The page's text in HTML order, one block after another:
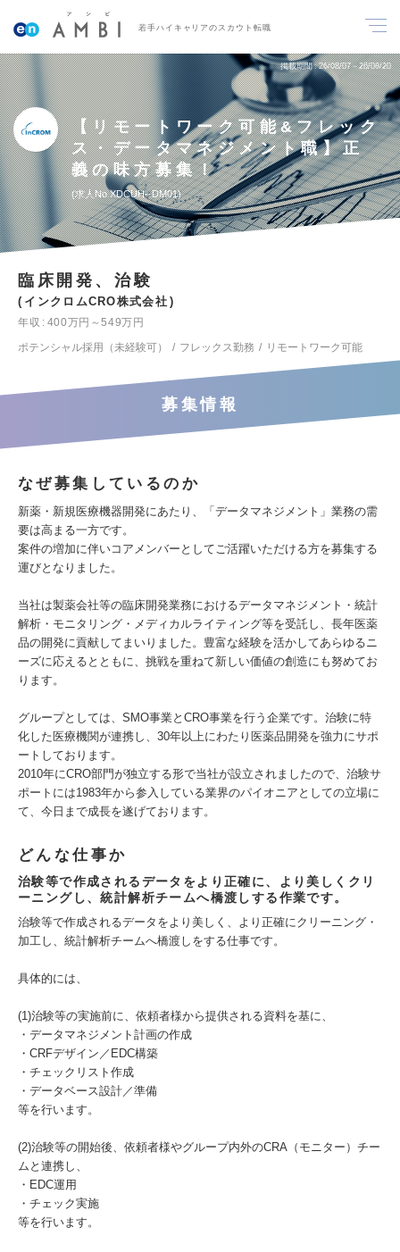
若手ハイキャリアのスカウト転職
掲載期間 26/08/07～26/08/20
【リモートワーク可能&フレック
ス・データマネジメント職】正
義の味方募集！
求人No.XDCUH--DM01
臨床開発、治験
インクロムCRO株式会社
年収
400万円～549万円
ポテンシャル採用（未経験可）
フレックス勤務 リモートワーク可能
募集情報
なぜ募集しているのか
新薬・新規医療機器開発にあたり、「データマネジメント」業務の需
要は高まる一方です。
案件の増加に伴いコアメンバーとしてご活躍いただける方を募集する
運びとなりました。
当社は製薬会社等の臨床開発業務におけるデータマネジメント・統計
解析・モニタリング・メディカルライティング等を受託し、長年医薬
品の開発に貢献してまいりました。豊富な経験を活かしてあらゆるニ
ーズに応えるとともに、挑戦を重ねて新しい価値の創造にも努めてお
ります。
グループとしては、SMO事業とCRO事業を行う企業です。治験に特
化した医療機関が連携し、30年以上にわたり医薬品開発を強力にサポ
ートしております。
2010年にCRO部門が独立する形で当社が設立されましたので、治験サ
ポートには1983年から参入している業界のパイオニアとしての立場に
て、今日まで成長を遂げております。
どんな仕事か
治験等で作成されるデータをより正確に、より美しくクリ
ーニングし、統計解析チームへ橋渡しする作業です。
治験等で作成されるデータをより美しく、より正確にクリーニング・
加工し、統計解析チームへ橋渡しをする仕事です。
具体的には、
(1)治験等の実施前に、依頼者様から提供される資料を基に、
・データマネジメント計画の作成
・CRFデザイン／EDC構築
・チェックリスト作成
・データベース設計／準備
等を行います。
(2)治験等の開始後、依頼者様やグループ内外のCRA（モニター）チー
ムと連携し、
・EDC運用
・チェック実施
等を行います。